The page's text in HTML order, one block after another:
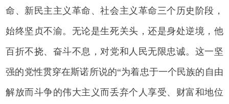
命、新民主主义革命、社会主义革命三个历史阶段，
始终坚贞不渝。无论是生死关头，还是身处逆境，他
百折不挠、奋斗不息，对党和人民无限忠诚。这一坚
强的党性贯穿在斯诺所说的“为着忠于一个民族的自由
解放而斗争的伟大主义而丢弃个人享受、财富和地位